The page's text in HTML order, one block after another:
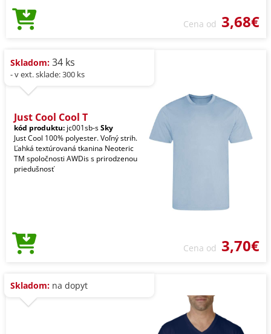
Cena od 3,68€
Skladom: 34 ks
- v ext. sklade: 300 ks
Just Cool Cool T
kód produktu: jc001sb-sSky
Just Cool 100% polyester. Voľný strih.
Ľahká textúrovaná tkanina Neoteric
TM spoločnosti AWDis s prirodzenou
priedušnosť
Cena od 3,70€
Skladom: na dopyt